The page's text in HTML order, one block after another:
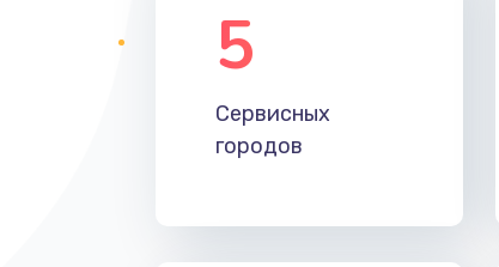
5
Сервисных
городов